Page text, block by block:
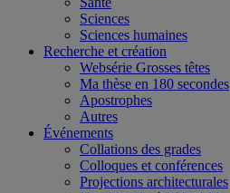
Sciences
Sciences humaines
Recherche et création
Websérie Grosses têtes
Ma thèse en 180 secondes
Apostrophes
Autres
Événements
Collations des grades
Colloques et conférences
Projections architecturales